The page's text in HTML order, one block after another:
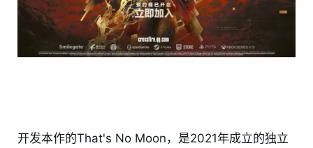
开发本作的That's No Moon，是2021年成立的独立